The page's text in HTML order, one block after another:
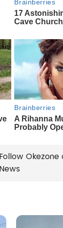
Follow Okezone
News